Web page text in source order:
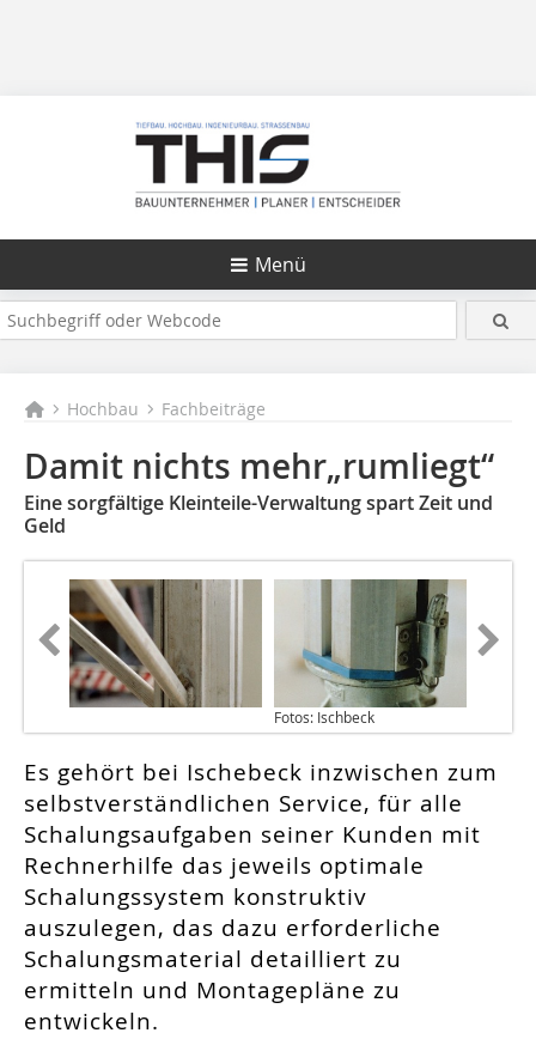
Menü
Hochbau Fachbeiträge
Damit nichts mehr„rumliegt“
Eine sorgfältige Kleinteile-Verwaltung spart Zeit und
Geld
Fotos: Ischbeck
Es gehört bei Ischebeck inzwischen zum
selbstverständlichen Service, für alle
Schalungsaufgaben seiner Kunden mit
Rechnerhilfe das jeweils optimale
Schalungssystem konstruktiv
auszulegen, das dazu erforderliche
Schalungsmaterial detailliert zu
ermitteln und Montagepläne zu
entwickeln.